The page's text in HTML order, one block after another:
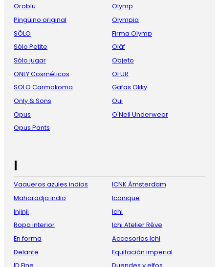
Oroblu
Pingüino original
SÓLO
Sólo Petite
Sólo jugar
ONLY Cosméticos
SOLO Carmakoma
Only & Sons
Opus
Opus Pants
Olymp
Olympia
Firma Olymp
Oläf
Objeto
OFUR
Gafas Okky
Oui
O'Neil Underwear
I
Vaqueros azules indios
Maharadja indio
Injinji
Ropa interior
En forma
Delante
ICNK Ámsterdam
Iconique
Ichi
Ichi Atelier Rêve
Accesorios Ichi
Equitación imperial